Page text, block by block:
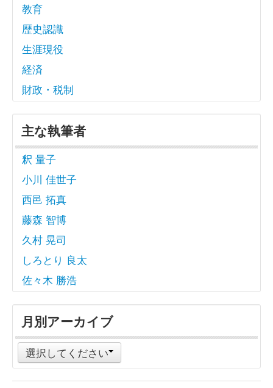
教育
歴史認識
生涯現役
経済
財政・税制
主な執筆者
釈 量子
小川 佳世子
西邑 拓真
藤森 智博
久村 晃司
しろとり 良太
佐々木 勝浩
月別アーカイブ
選択してください